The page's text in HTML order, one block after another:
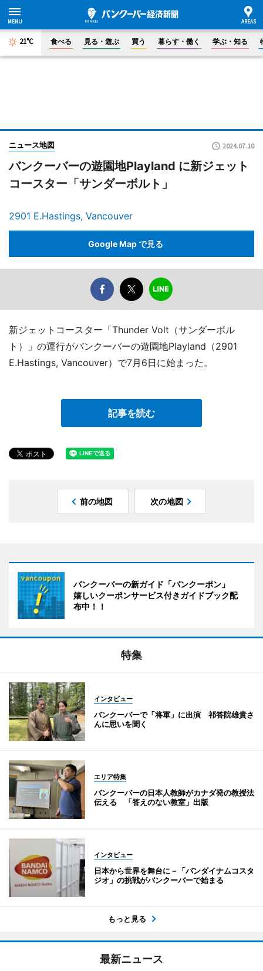
21°C 食べる 見る・遊ぶ 買う 暮らす・働く 学ぶ・知る
ニュース地図 2024.07.10
バンクーバーの遊園地Playland に新ジェット
コースター「サンダーボルト」
2901 E.Hastings, Vancouver
Google Map で見る
新ジェットコースター「Thunder Volt（サンダーボル
ト）」の運行がバンクーバーの遊園地Playland（2901
E.Hastings, Vancouver）で7月6日に始まった。
記事を読む
前の地図 次の地図
バンクーバーの新ガイド「バンクーポン」
嬉しいクーポンサービス付きガイドブック配
布中！！
特集
インタビュー
バンクーバーで「将軍」に出演 祁答院雄貴さ
んに思いを聞く
エリア特集
バンクーバーの日本人教師がカナダ発の教授法
伝える 「答えのない教室」出版
インタビュー
日本から世界を舞台に－「バンダイナムコスタ
ジオ」の挑戦がバンクーバーで始まる
もっと見る
最新ニュース